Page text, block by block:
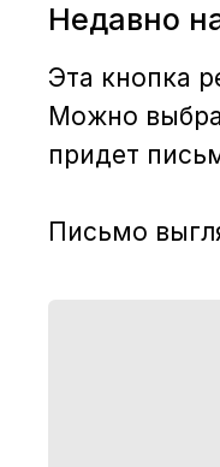
Недавно
Эта кнопка
Можно
придет
Письмо